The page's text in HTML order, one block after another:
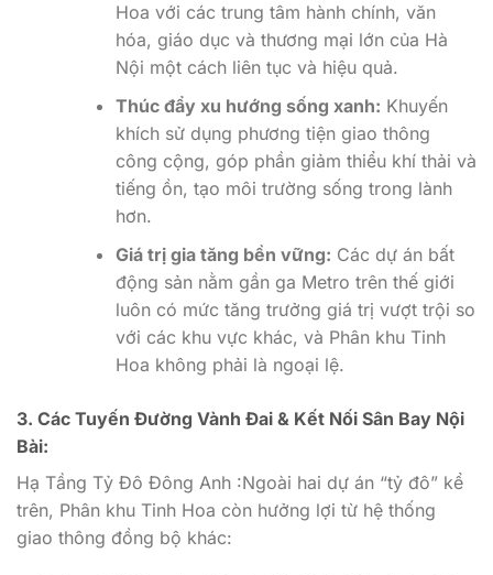
Hoa với các trung tâm hành chính, văn
hóa, giáo dục và thương mại lớn của Hà
Nội một cách liên tục và hiệu quả.
Thúc đẩy xu hướng sống xanh: Khuyến
khích sử dụng phương tiện giao thông
công cộng, góp phần giảm thiểu khí thải và
tiếng ồn, tạo môi trường sống trong lành
hơn.
Giá trị gia tăng bền vững: Các dự án bất
động sản nằm gần ga Metro trên thế giới
luôn có mức tăng trưởng giá trị vượt trội so
với các khu vực khác, và Phân khu Tinh
Hoa không phải là ngoại lệ.
3. Các Tuyến Đường Vành Đai & Kết Nối Sân Bay Nội
Bài:
Hạ Tầng Tỷ Đô Đông Anh :Ngoài hai dự án “tỷ đô” kể
trên, Phân khu Tinh Hoa còn hưởng lợi từ hệ thống
giao thông đồng bộ khác: